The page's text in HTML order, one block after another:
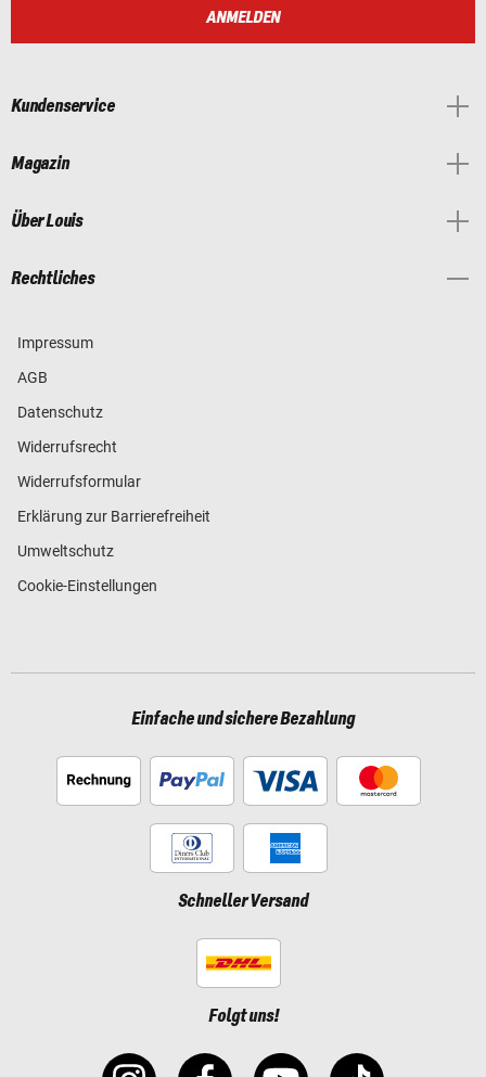
ANMELDEN
Kundenservice
Magazin
Über Louis
Rechtliches
Impressum
AGB
Datenschutz
Widerrufsrecht
Widerrufsformular
Erklärung zur Barrierefreiheit
Umweltschutz
Cookie-Einstellungen
Einfache und sichere Bezahlung
Schneller Versand
Folgt uns!